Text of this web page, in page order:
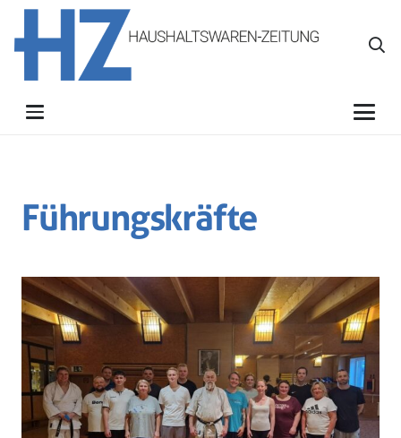
Führungskräfte